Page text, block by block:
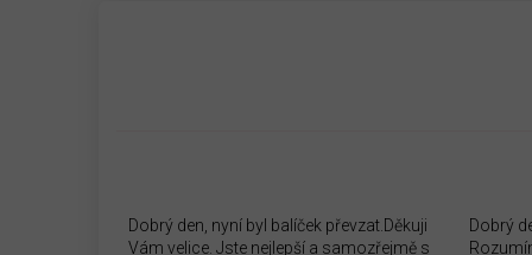
Dobrý den, nyní byl balíček převzat.Děkuji
Vám velice. Jste nejlepší a samozřejmě s
Dobrý